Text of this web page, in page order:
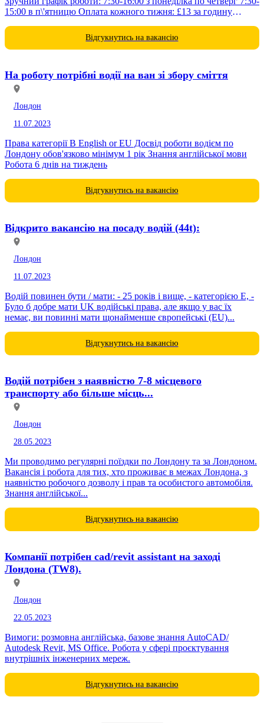
15:00 в п\'ятницю Оплата кожного тижня: £13 за годину
Відгукнутись на вакансію
На роботу потрібні водії на ван зі збору сміття
Лондон
11.07.2023
Права категорії B English or EU Досвід роботи водієм по
Лондону обов'язково мінімум 1 рік Знання англійської мови
Робота 6 днів на тиждень
Відгукнутись на вакансію
Відкрито вакансію на посаду водій (44t):
Лондон
11.07.2023
Водій повинен бути / мати: - 25 років і вище, - категорією Е, -
Було б добре мати UK водійські права, але якщо у вас їх
немає, ви повинні мати щонайменше європейські (EU)...
Відгукнутись на вакансію
Водій потрібен з наявністю 7-8 місцевого
транспорту або більше місць...
Лондон
28.05.2023
Ми проводимо регулярні поїздки по Лондону та за Лондоном.
Вакансія і робота для тих, хто проживає в межах Лондона, з
наявністю робочого дозволу і прав та особистого автомобіля.
Знання англійської...
Відгукнутись на вакансію
Компанії потрібен cad/revit assistant на заході
Лондона (TW8).
Лондон
22.05.2023
Вимоги: розмовна англійська, базове знання AutoCAD/
Autodesk Revit, MS Office. Робота у сфері проєктування
внутрішніх інженерних мереж.
Відгукнутись на вакансію